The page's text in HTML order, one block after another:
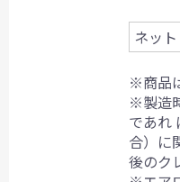
ネット
※商品
※製造
であれ
合）に
後のク